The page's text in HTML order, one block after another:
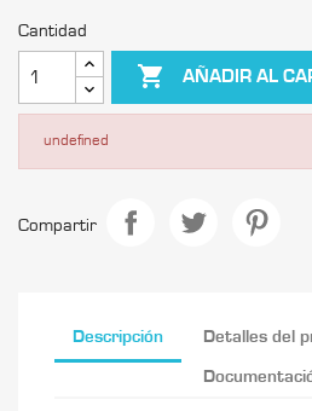
Cantidad
 AÑADIR AL
undefined
Compartir
Descripción Detalles del